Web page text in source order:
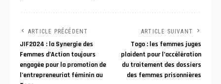
ARTICLE PRÉCÉDENT
JIF2024 : la Synergie des
Femmes d’Action toujours
engagée pour la promotion de
l’entrepreneuriat féminin au
ARTICLE SUIVANT
Togo : les femmes juges
plaident pour l’accélération
du traitement des dossiers
des femmes prisonnières